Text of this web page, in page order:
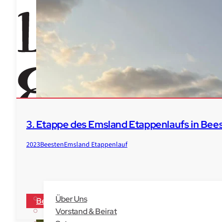
Veranstaltungen
Über Uns
Vorstand & Beirat
3. Etappe des Emsland Etappenlaufs in
2023BeestenEmsland Etappenlauf
Bericht ansehen